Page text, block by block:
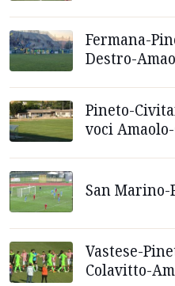
Fermana-
Destro-
Pineto-
voci
San
Vastese-
Colavitto-